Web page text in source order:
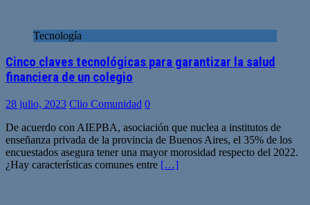
Tecnología
Cinco claves tecnológicas para garantizar la salud
financiera de un colegio
28 julio, 2023 Clio Comunidad 0
De acuerdo con AIEPBA, asociación que nuclea a institutos de
enseñanza privada de la provincia de Buenos Aires, el 35% de los
encuestados asegura tener una mayor morosidad respecto del 2022.
¿Hay características comunes entre […]